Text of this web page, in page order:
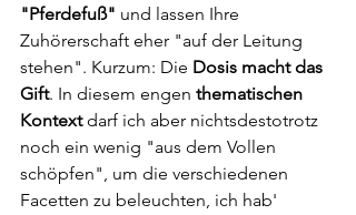
"Pferdefuß" und lassen Ihre
Zuhörerschaft eher "auf der Leitung
stehen". Kurzum: Die Dosis macht das
Gift. In diesem engen thematischen
Kontext darf ich aber nichtsdestotrotz
noch ein wenig "aus dem Vollen
schöpfen", um die verschiedenen
Facetten zu beleuchten, ich hab'